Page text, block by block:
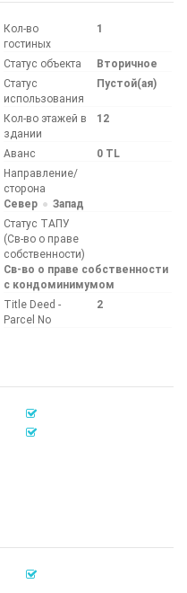
Кол-во
гостиных
1
Статус объекта
Вторичное
Статус
использования
Пустой(ая)
Кол-во этажей в
здании
12
Аванс
0 TL
Направление/
сторона
Север
Запад
Статус ТАПУ
(Св-во о праве
собственности)
Св-во о праве собственности
с кондоминимумом
Title Deed -
Parcel No
2